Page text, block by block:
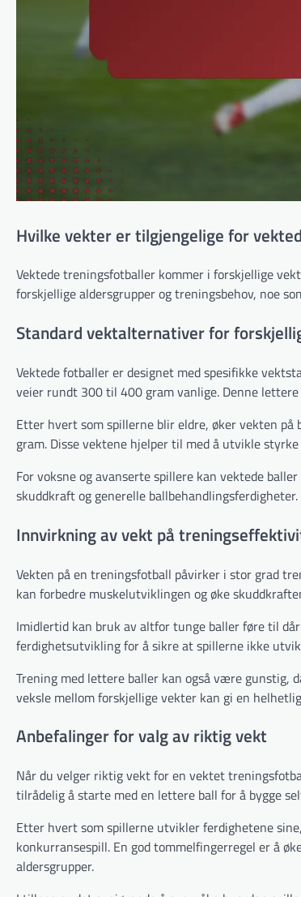
Hvilke vekter er tilgjengelige for
Vektede treningsfotballer kommer i forskjellige
forskjellige aldersgrupper og treningsbehov, noe
Standard vektalternativer for
Vektede fotballer er designet med spesifikke
veier rundt 300 til 400 gram vanlige. Denne
Etter hvert som spillerne blir eldre, øker vekten
gram. Disse vektene hjelper til med å utvikle
For voksne og avanserte spillere kan vektede
skuddkraft og generelle ballbehandlingsferdigheter.
Innvirkning av vekt på
Vekten på en treningsfotball påvirker i stor grad
kan forbedre muskelutviklingen og øke
Imidlertid kan bruk av altfor tunge baller føre til
ferdighetsutvikling for å sikre at spillerne ikke
Trening med lettere baller kan også være gunstig,
veksle mellom forskjellige vekter kan gi en
Anbefalinger for valg av riktig vekt
Når du velger riktig vekt for en vektet
tilrådelig å starte med en lettere ball for å bygge
Etter hvert som spillerne utvikler ferdighetene
konkurransespill. En god tommelfingerregel er å
aldersgrupper.